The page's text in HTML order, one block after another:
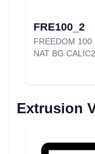
FRE100_2
FREEDOM 100
NAT BG
Extrusion